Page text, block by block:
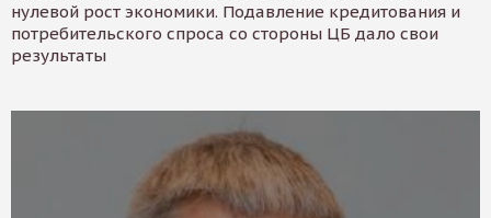
нулевой рост экономики. Подавление кредитования и
потребительского спроса со стороны ЦБ дало свои
результаты